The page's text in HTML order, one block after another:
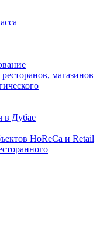
магазинов
в Дубае
HoReCa и Retail